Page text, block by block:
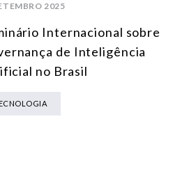
2025
Internacional sobre
de Inteligência
no Brasil